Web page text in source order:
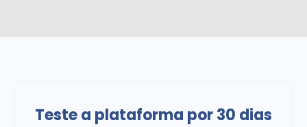
Teste a plataforma por 30 dias